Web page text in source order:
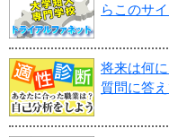
らこのサ
将来は何
質問に答